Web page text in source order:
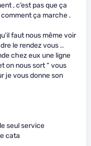
, c’est pas que ça
ça marche .
faut nous même voir
le rendez vous ..
chez eux une ligne
on nous sort “ vous
je vous donne son
seul service
cata